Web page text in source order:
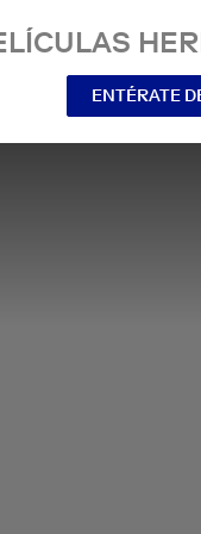
ENTÉRATE